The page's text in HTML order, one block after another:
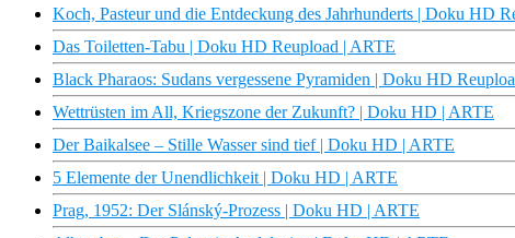
Koch, Pasteur und die Entdeckung des Jahrhunderts | Doku HD
Das Toiletten-Tabu | Doku HD Reupload | ARTE
Black Pharaos: Sudans vergessene Pyramiden | Doku HD
Wettrüsten im All, Kriegszone der Zukunft? | Doku HD | ARTE
Der Baikalsee – Stille Wasser sind tief | Doku HD | ARTE
5 Elemente der Unendlichkeit | Doku HD | ARTE
Prag, 1952: Der Slánský-Prozess | Doku HD | ARTE